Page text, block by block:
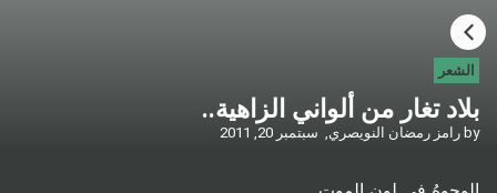
الشعر
بلاد تغار من ألواني الزاهية..
by رامز رمضان النويصري, سبتمبر 20, 2011
HOME
CATEGORIES
GO TO